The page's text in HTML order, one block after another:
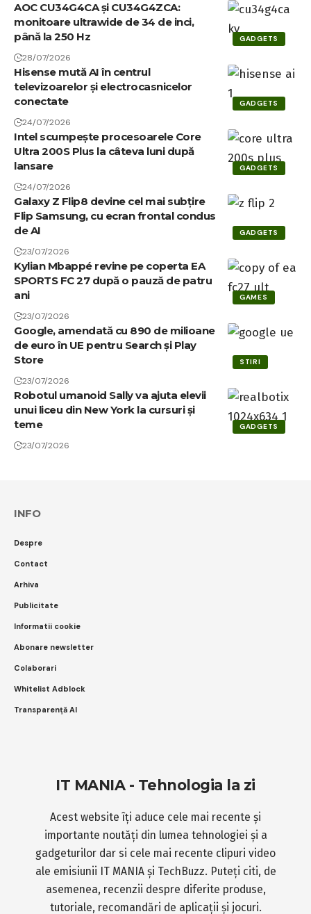
GADGETS
AOC CU34G4CA și CU34G4ZCA:
monitoare ultrawide de 34 de inci,
până la 250 Hz
28/07/2026
GADGETS
Hisense mută AI în centrul
televizoarelor și electrocasnicelor
conectate
24/07/2026
GADGETS
Intel scumpește procesoarele Core
Ultra 200S Plus la câteva luni după
lansare
24/07/2026
GADGETS
Galaxy Z Flip8 devine cel mai subțire
Flip Samsung, cu ecran frontal condus
de AI
23/07/2026
GAMES
Kylian Mbappé revine pe coperta EA
SPORTS FC 27 după o pauză de patru
ani
23/07/2026
STIRI
Google, amendată cu 890 de milioane
de euro în UE pentru Search și Play
Store
23/07/2026
GADGETS
Robotul umanoid Sally va ajuta elevii
unui liceu din New York la cursuri și
teme
23/07/2026
INFO
Despre
Contact
Arhiva
Publicitate
Informatii cookie
Abonare newsletter
Colaborari
Whitelist Adblock
Transparență AI
IT MANIA - Tehnologia la zi
Acest website îți aduce cele mai recente și
importante noutăți din lumea tehnologiei și a
gadgeturilor dar si cele mai recente clipuri video
ale emisiunii IT MANIA și TechBuzz. Puteți citi, de
asemenea, recenzii despre diferite produse,
tutoriale, recomandări de aplicații și jocuri.